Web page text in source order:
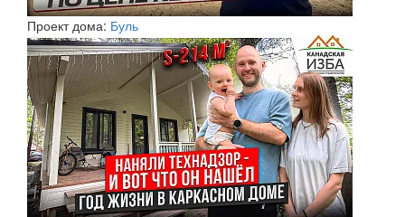
Проект дома: Буль